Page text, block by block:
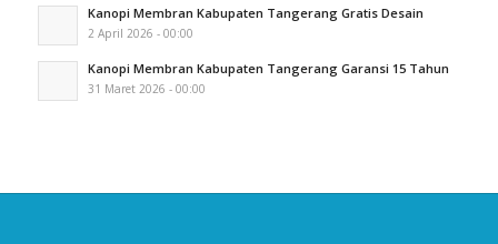
Kanopi Membran Kabupaten Tangerang Gratis Desain
2 April 2026 - 00:00
Kanopi Membran Kabupaten Tangerang Garansi 15 Tahun
31 Maret 2026 - 00:00